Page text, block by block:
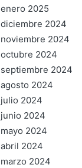
enero 2025
diciembre 2024
noviembre 2024
octubre 2024
septiembre 2024
agosto 2024
julio 2024
junio 2024
mayo 2024
abril 2024
marzo 2024